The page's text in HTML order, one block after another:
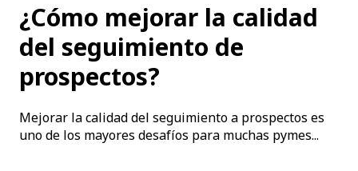
¿Cómo mejorar la calidad
del seguimiento de
prospectos?
Mejorar la calidad del seguimiento a prospectos es
uno de los mayores desafíos para muchas pymes...